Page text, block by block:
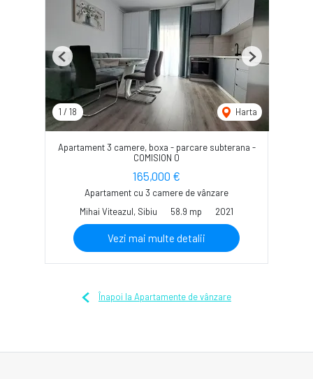
1 / 18 Harta
Previous Next
Apartament 3 camere, boxa - parcare subterana -
COMISION 0
165,000 €
Apartament cu 3 camere de vânzare
Mihai Viteazul, Sibiu
58.9 mp 2021
Vezi mai multe detalii
Înapoi la Apartamente de vânzare